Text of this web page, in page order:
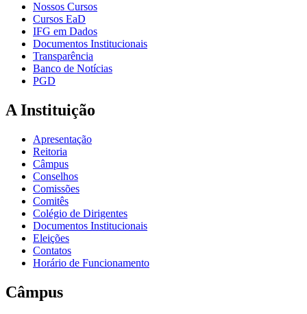
Nossos Cursos
Cursos EaD
IFG em Dados
Documentos Institucionais
Transparência
Banco de Notícias
PGD
A Instituição
Apresentação
Reitoria
Câmpus
Conselhos
Comissões
Comitês
Colégio de Dirigentes
Documentos Institucionais
Eleições
Contatos
Horário de Funcionamento
Câmpus